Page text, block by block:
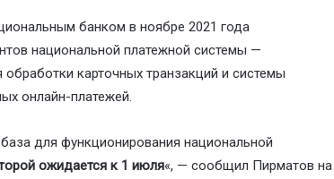
банком в ноябре 2021 года
национальной платежной системы —
карточных транзакций и системы
онлайн-платежей.
для функционирования национальной
ожидается к 1 июля«, — сообщил Пирматов на